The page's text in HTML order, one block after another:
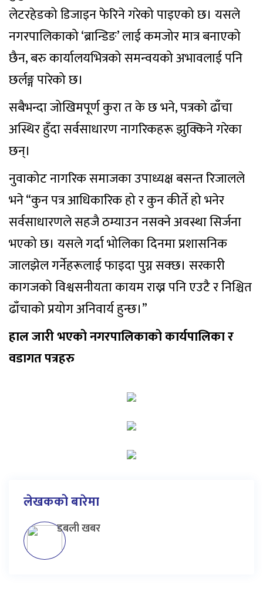
लेटरहेडको डिजाइन फेरिने गरेको पाइएको छ। यसले
नगरपालिकाको ‘ब्रान्डिङ’ लाई कमजोर मात्र बनाएको
छैन, बरु कार्यालयभित्रको समन्वयको अभावलाई पनि
छर्लङ्ग पारेको छ।
सबैभन्दा जोखिमपूर्ण कुरा त के छ भने, पत्रको ढाँचा
अस्थिर हुँदा सर्वसाधारण नागरिकहरू झुक्किने गरेका
छन्।
नुवाकोट नागरिक समाजका उपाध्यक्ष बसन्त रिजालले
भने “कुन पत्र आधिकारिक हो र कुन कीर्ते हो भनेर
सर्वसाधारणले सहजै ठम्याउन नसक्ने अवस्था सिर्जना
भएको छ। यसले गर्दा भोलिका दिनमा प्रशासनिक
जालझेल गर्नेहरूलाई फाइदा पुग्न सक्छ। सरकारी
कागजको विश्वसनीयता कायम राख्न पनि एउटै र निश्चित
ढाँचाको प्रयोग अनिवार्य हुन्छ।”
हाल जारी भएको नगरपालिकाको कार्यपालिका र
वडागत पत्रहरु
लेखकको बारेमा
डबली खबर